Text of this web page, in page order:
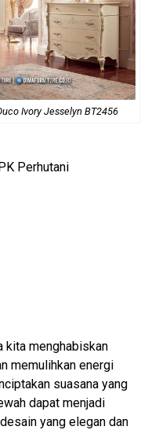
Ivory Jesselyn BT2456
Perhutani
kita menghabiskan
memulihkan energi
suasana yang
dapat menjadi
yang elegan dan